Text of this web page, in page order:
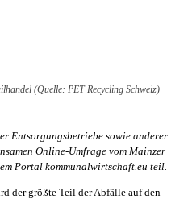
(Quelle: PET Recycling Schweiz)
Entsorgungsbetriebe sowie anderer
Online-Umfrage vom Mainzer
Portal kommunalwirtschaft.eu teil.
der größte Teil der Abfälle auf den